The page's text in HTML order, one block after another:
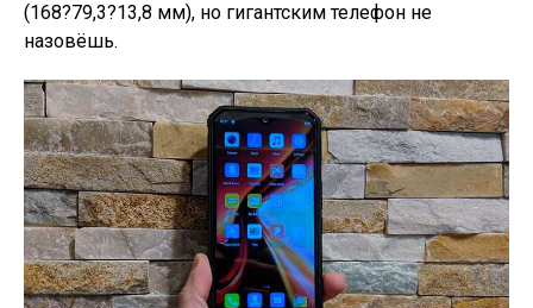
(168?79,3?13,8 мм), но гигантским телефон не
назовёшь.